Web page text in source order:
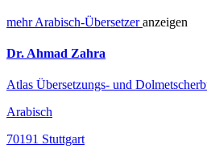
mehrArabisch-Übersetzeranzeigen
Dr. Ahmad Zahra
Atlas Übersetzungs- und
Arabisch
70191 Stuttgart